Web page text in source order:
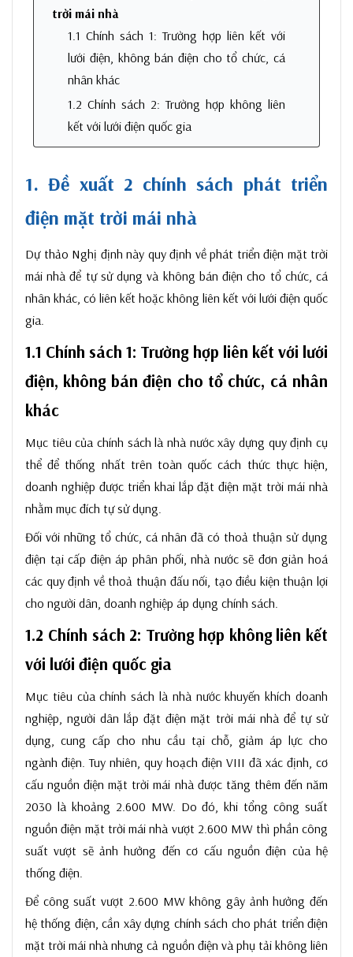
trời mái nhà
1.1 Chính sách 1: Trường hợp liên kết với
lưới điện, không bán điện cho tổ chức, cá
nhân khác
1.2 Chính sách 2: Trường hợp không liên
kết với lưới điện quốc gia
1. Đề xuất 2 chính sách phát triển
điện mặt trời mái nhà
Dự thảo Nghị định này quy định về phát triển điện mặt trời
mái nhà để tự sử dụng và không bán điện cho tổ chức, cá
nhân khác, có liên kết hoặc không liên kết với lưới điện quốc
gia.
1.1 Chính sách 1: Trường hợp liên kết với lưới
điện, không bán điện cho tổ chức, cá nhân
khác
Mục tiêu của chính sách là nhà nước xây dựng quy định cụ
thể để thống nhất trên toàn quốc cách thức thực hiện,
doanh nghiệp được triển khai lắp đặt điện mặt trời mái nhà
nhằm mục đích tự sử dụng.
Đối với những tổ chức, cá nhân đã có thoả thuận sử dụng
điện tại cấp điện áp phân phối, nhà nước sẽ đơn giản hoá
các quy định về thoả thuận đấu nối, tạo điều kiện thuận lợi
cho người dân, doanh nghiệp áp dụng chính sách.
1.2 Chính sách 2: Trường hợp không liên kết
với lưới điện quốc gia
Mục tiêu của chính sách là nhà nước khuyến khích doanh
nghiệp, người dân lắp đặt điện mặt trời mái nhà để tự sử
dụng, cung cấp cho nhu cầu tại chỗ, giảm áp lực cho
ngành điện. Tuy nhiên, quy hoạch điện VIII đã xác định, cơ
cấu nguồn điện mặt trời mái nhà được tăng thêm đến năm
2030 là khoảng 2.600 MW. Do đó, khi tổng công suất
nguồn điện mặt trời mái nhà vượt 2.600 MW thì phần công
suất vượt sẽ ảnh hưởng đến cơ cấu nguồn điện của hệ
thống điện.
Để công suất vượt 2.600 MW không gây ảnh hưởng đến
hệ thống điện, cần xây dựng chính sách cho phát triển điện
mặt trời mái nhà nhưng cả nguồn điện và phụ tải không liên